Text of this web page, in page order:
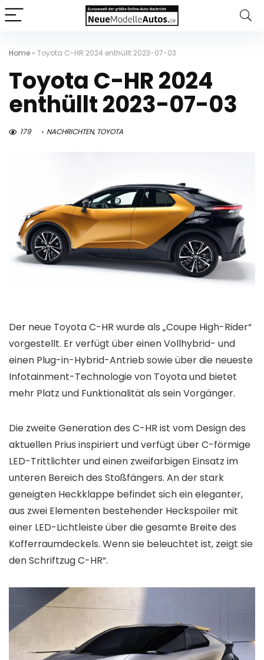
Home » Toyota C-HR 2024 enthüllt 2023-07-03
Toyota C-HR 2024
enthüllt 2023-07-03
179 NACHRICHTEN, TOYOTA
Der neue Toyota C-HR wurde als „Coupe High-Rider“
vorgestellt. Er verfügt über einen Vollhybrid- und
einen Plug-in-Hybrid-Antrieb sowie über die neueste
Infotainment-Technologie von Toyota und bietet
mehr Platz und Funktionalität als sein Vorgänger.
Die zweite Generation des C-HR ist vom Design des
aktuellen Prius inspiriert und verfügt über C-förmige
LED-Trittlichter und einen zweifarbigen Einsatz im
unteren Bereich des Stoßfängers. An der stark
geneigten Heckklappe befindet sich ein eleganter,
aus zwei Elementen bestehender Heckspoiler mit
einer LED-Lichtleiste über die gesamte Breite des
Kofferraumdeckels. Wenn sie beleuchtet ist, zeigt sie
den Schriftzug C-HR“.